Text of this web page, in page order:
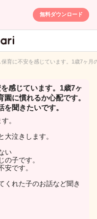
無料ダウンロード
QA
育に不安を感じています。1歳7ヶ
感じています。1歳7ヶ
に慣れるか心配です。
聞きたいです。
。
大泣きします。
い
の子です。
安です。
くれた子のお話など聞き